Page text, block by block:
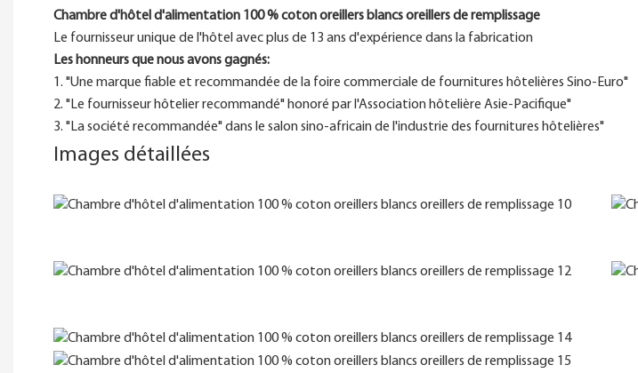
Chambre d'hôtel d'alimentation 100 % coton oreillers blancs oreillers de remplissage
Le fournisseur unique de l'hôtel avec plus de 13 ans d'expérience dans la fabrication
Les honneurs que nous avons gagnés:
1. "Une marque fiable et recommandée de la foire commerciale de fournitures hôtelières Sino-Euro"
2. "Le fournisseur hôtelier recommandé" honoré par l'Association hôtelière Asie-Pacifique"
3. "La société recommandée" dans le salon sino-africain de l'industrie des fournitures hôtelières"
Images détaillées